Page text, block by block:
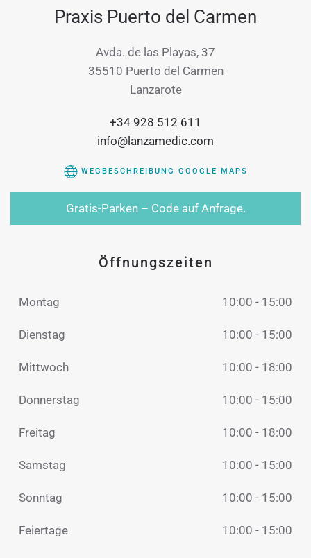
Praxis Puerto del Carmen
Avda. de las Playas, 37
35510 Puerto del Carmen
Lanzarote
+34 928 512 611
info@lanzamedic.com
WEGBESCHREIBUNG GOOGLE MAPS
Gratis-Parken – Code auf Anfrage.
Öffnungszeiten
Montag 10:00 - 15:00
Dienstag 10:00 - 15:00
Mittwoch 10:00 - 18:00
Donnerstag 10:00 - 15:00
Freitag 10:00 - 18:00
Samstag 10:00 - 15:00
Sonntag 10:00 - 15:00
Feiertage 10:00 - 15:00